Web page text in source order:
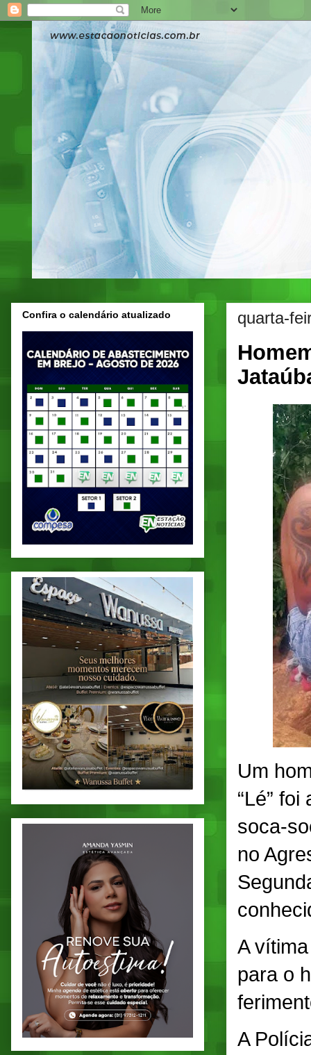
quarta-
Um
“Lé”
soca-
no
A
para o
A
Confira o calendário atualizado